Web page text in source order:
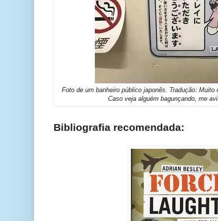
Foto de um banheiro público japonês. Tradução: Muito
Caso veja alguém bagunçando, me
Bibliografia recomendada: